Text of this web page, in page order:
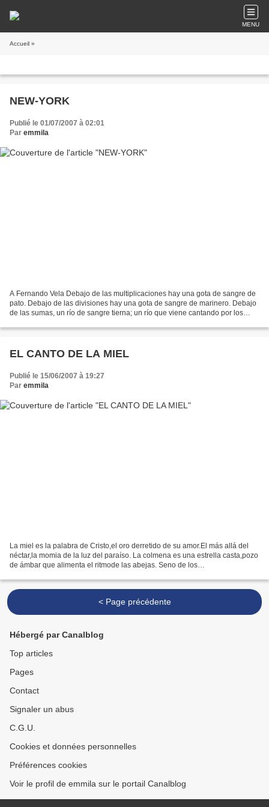
MENU
Accueil »
NEW-YORK
Publié le 01/07/2007 à 02:01
Par emmila
A Fernando Vela Debajo de las multiplicaciones hay una gota de sangre de
pato. Debajo de las divisiones hay una gota de sangre de marinero. Debajo
de las sumas, un río de sangre tierna; un río que viene cantando por los
EL CANTO DE LA MIEL
Publié le 15/06/2007 à 19:27
Par emmila
La miel es la palabra de Cristo,el oro derretido de su amor.El más allá del
néctar,la momia de la luz del paraíso. La colmena es una estrella casta,pozo
de ámbar que alimenta el ritmode las abejas. Seno de los
< Page précédente
Hébergé par Canalblog
Top articles
Pages
Contact
Signaler un abus
C.G.U.
Cookies et données personnelles
Préférences cookies
Voir le profil de emmila sur le portail Canalblog